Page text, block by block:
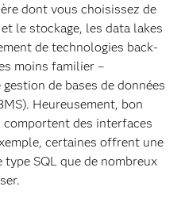
dont vous choisissez de
le stockage, les data lakes
de technologies back-
moins familier –
de bases de données
Heureusement, bon
comportent des interfaces
certaines offrent une
SQL que de nombreux